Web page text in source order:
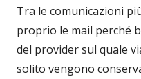
Tra le comunicazioni
proprio le mail perché
del provider sul quale
solito vengono